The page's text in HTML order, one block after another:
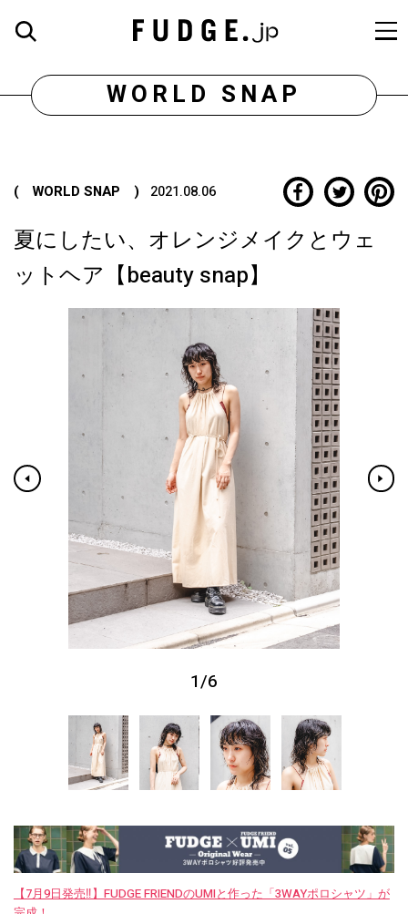
WORLD SNAP
( WORLD SNAP ) 2021.08.06
夏にしたい、オレンジメイクとウェ
ットヘア【beauty snap】
1/6
【7月9日発売‼︎】FUDGE FRIENDのUMIと作った「3WAYポロシャツ」が